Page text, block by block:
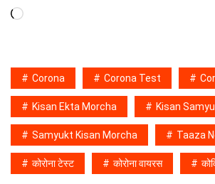
Loading…
Corona Corona Test
Kisan Ekta Morcha Kisan
Samyukt Kisan Morcha Taaza
कोरोना टेस्ट कोरोना वायरस